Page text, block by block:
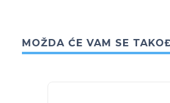
MOŽDA ĆE VAM SE